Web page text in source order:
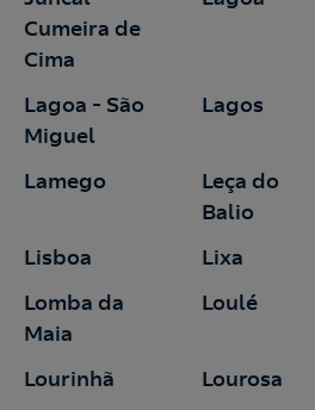
Cumeira de
Cima
Lagoa - São
Miguel
Lagos
Lamego
Leça do
Balio
Lisboa Lixa
Lomba da
Maia
Loulé
Lourinhã Lourosa